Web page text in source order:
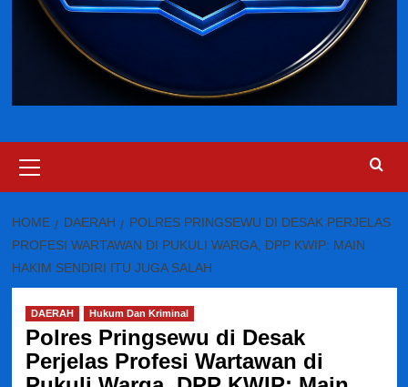
Menu
HOME DAERAH
POLRES PRINGSEWU DI DESAK PERJELAS
PROFESI WARTAWAN DI PUKULI WARGA, DPP KWIP: MAIN
HAKIM SENDIRI ITU JUGA SALAH
DAERAH Hukum Dan Kriminal
Polres Pringsewu di Desak
Perjelas Profesi Wartawan di